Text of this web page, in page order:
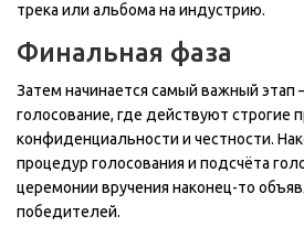
трека или альбома на индустрию.
Финальная фаза
Затем начинается самый важный
голосование, где действуют строгие
конфиденциальности и честности.
процедур голосования и подсчёта
церемонии вручения наконец-то
победителей.